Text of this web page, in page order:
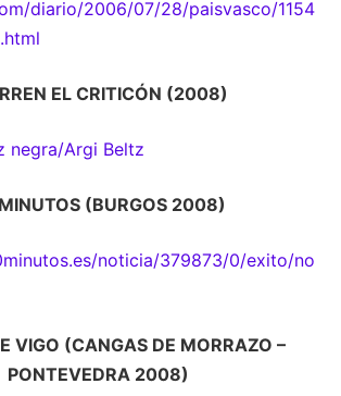
diario/2006/07/28/paisvasco/1154
EL CRITICÓN (2008)
negra/Argi Beltz
(BURGOS 2008)
noticia/379873/0/exito/no
VIGO (CANGAS DE MORRAZO –
PONTEVEDRA 2008)